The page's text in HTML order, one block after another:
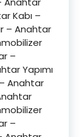
Kabı –
– Anahtar
–
Yapımı
Anahtar
–